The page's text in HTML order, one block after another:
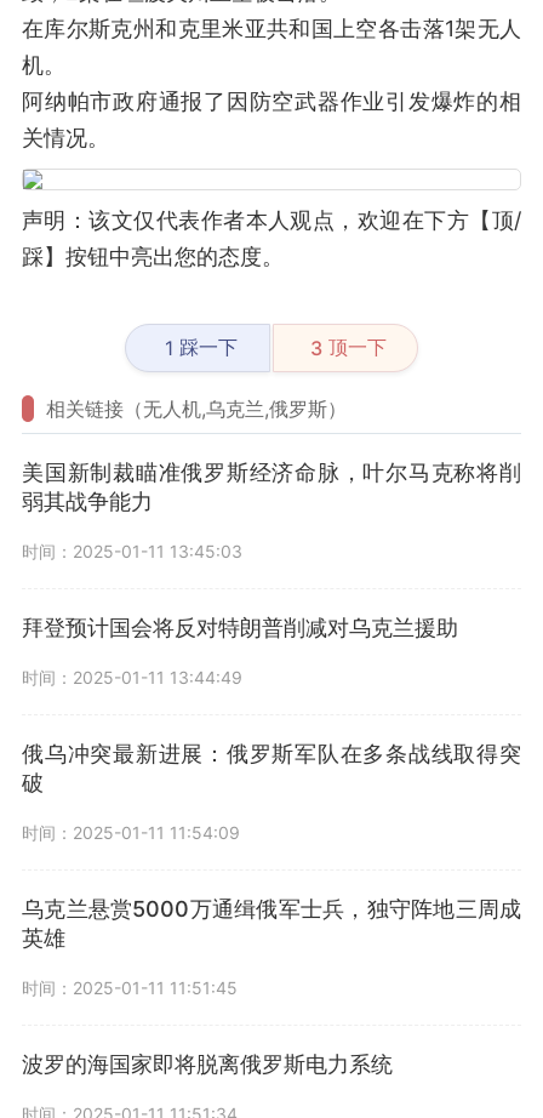
在库尔斯克州和克里米亚共和国上空各击落1架无人
机。
阿纳帕市政府通报了因防空武器作业引发爆炸的相
关情况。
声明：该文仅代表作者本人观点，欢迎在下方【顶/
踩】按钮中亮出您的态度。
1 踩一下 3 顶一下
相关链接（无人机,乌克兰,俄罗斯）
美国新制裁瞄准俄罗斯经济命脉，叶尔马克称将削
弱其战争能力
时间：2025-01-11 13:45:03
拜登预计国会将反对特朗普削减对乌克兰援助
时间：2025-01-11 13:44:49
俄乌冲突最新进展：俄罗斯军队在多条战线取得突
破
时间：2025-01-11 11:54:09
乌克兰悬赏5000万通缉俄军士兵，独守阵地三周成
英雄
时间：2025-01-11 11:51:45
波罗的海国家即将脱离俄罗斯电力系统
时间：2025-01-11 11:51:34